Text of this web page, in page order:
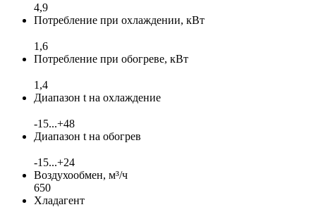
4,9
Потребление при охлаждении, кВт
1,6
Потребление при обогреве, кВт
1,4
Диапазон t на охлаждение
-15...+48
Диапазон t на обогрев
-15...+24
Воздухообмен, м³/ч
650
Хладагент